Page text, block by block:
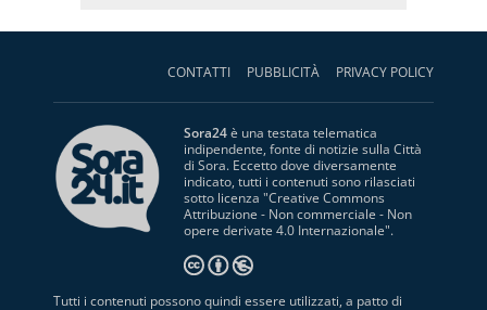
CONTATTI PUBBLICITÀ PRIVACY POLICY
Sora24è una testata telematica
indipendente, fonte di notizie sulla Città
di Sora. Eccetto dove diversamente
indicato, tutti i contenuti sono rilasciati
sotto licenza "Creative Commons
Attribuzione - Non commerciale - Non
opere derivate 4.0 Internazionale".
Tutti i contenuti possono quindi essere utilizzati, a patto di